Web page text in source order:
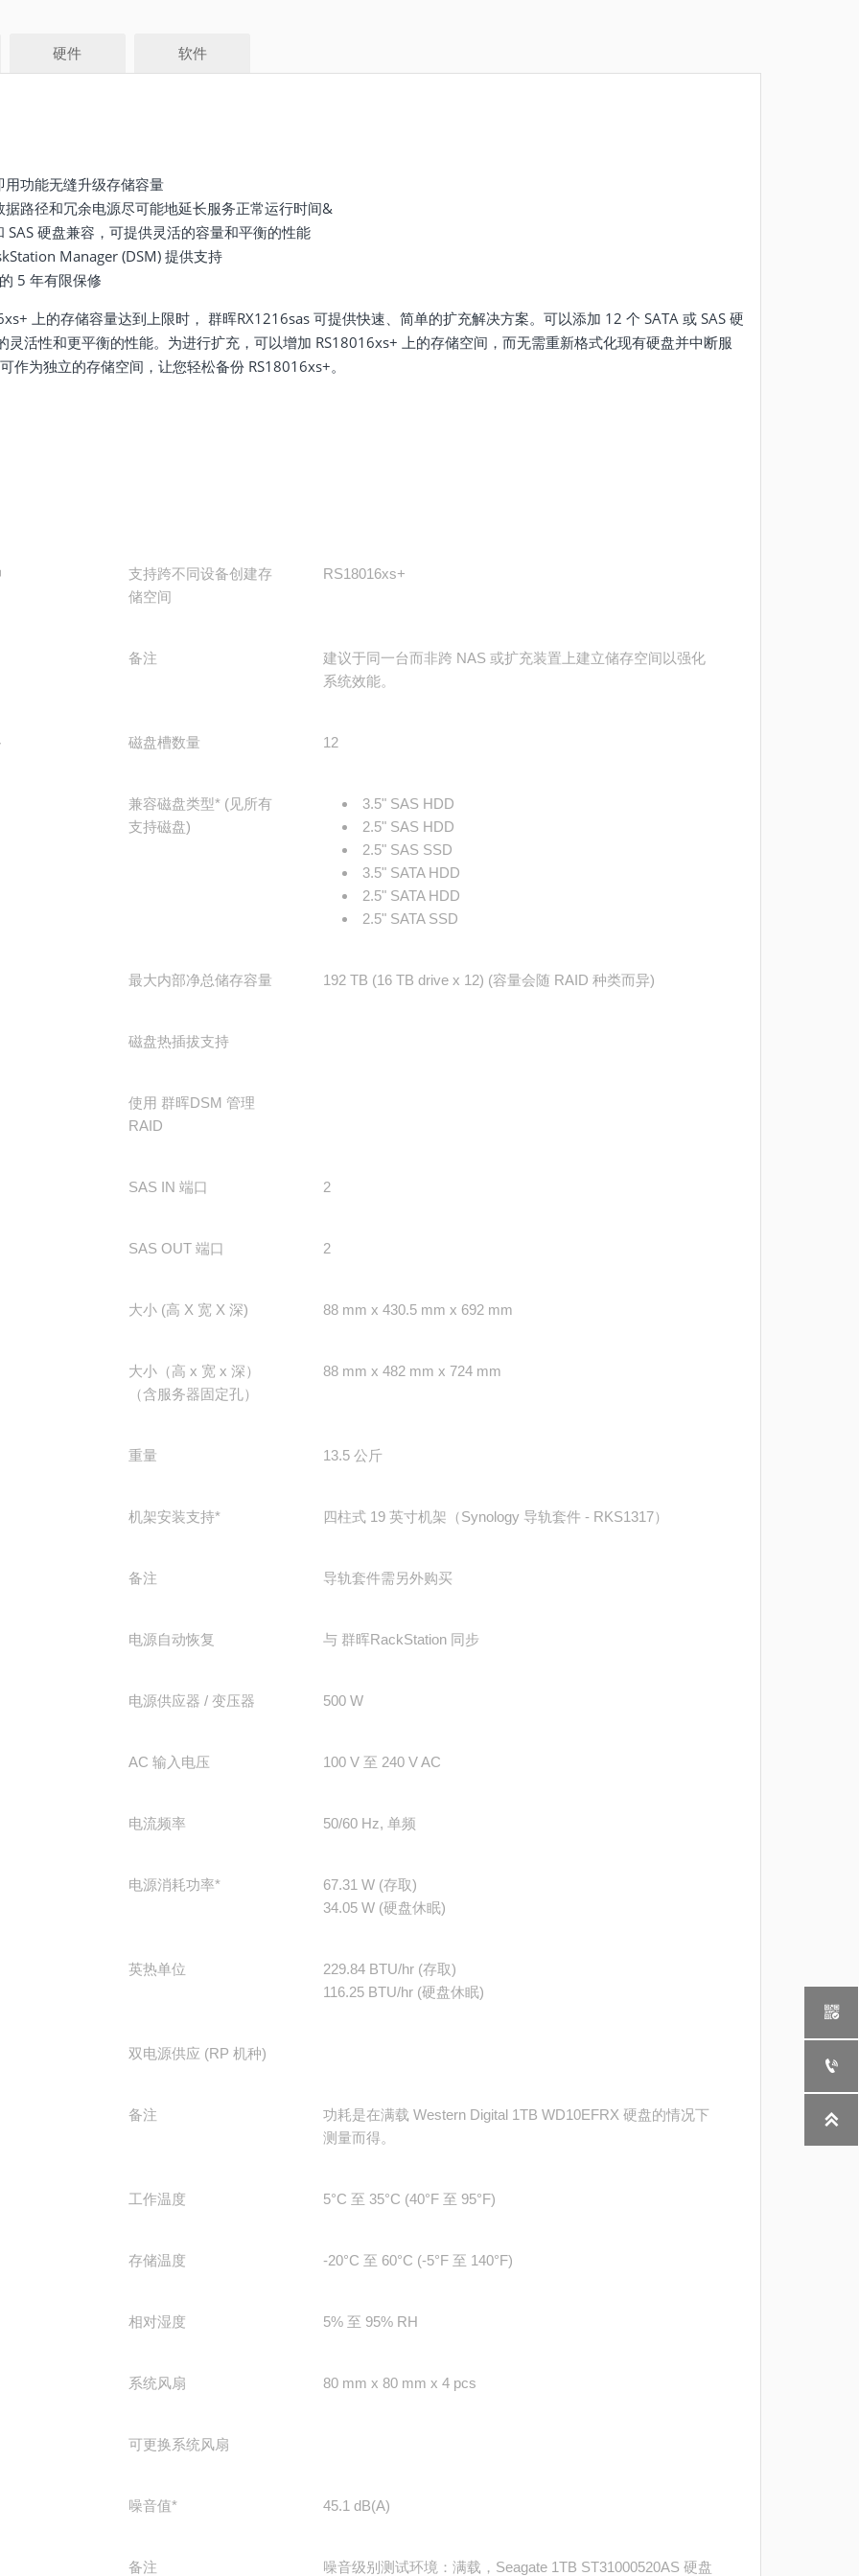
硬件 软件
用功能无缝升级存储容量
据路径和冗余电源尽可能地延长服务正常运行时间&
SAS 硬盘兼容，可提供灵活的容量和平衡的性能
Manager (DSM) 提供支持
5 年有限保修
上的存储容量达到上限时， 群晖RX1216sas 可提供快速、简单的扩充解决方案。可以添加 12 个 SATA 或 SAS 硬
灵活性和更平衡的性能。为进行扩充，可以增加 RS18016xs+ 上的存储空间，而无需重新格式化现有硬盘并中断服
作为独立的存储空间，让您轻松备份 RS18016xs+。
支持跨不同设备创建存
储空间
RS18016xs+
备注
建议于同一台而非跨 NAS 或扩充装置上建立储存空间以强化
系统效能。
磁盘槽数量 12
兼容磁盘类型* (见所有
支持磁盘)
3.5" SAS HDD
2.5" SAS HDD
2.5" SAS SSD
3.5" SATA HDD
2.5" SATA HDD
2.5" SATA SSD
最大内部净总储存容量 192 TB (16 TB drive x 12) (容量会随 RAID 种类而异)
磁盘热插拔支持
使用 群晖DSM 管理
RAID
SAS IN 端口 2
SAS OUT 端口 2
大小 (高 X 宽 X 深) 88 mm x 430.5 mm x 692 mm
大小（高 x 宽 x 深）
（含服务器固定孔）
88 mm x 482 mm x 724 mm
重量 13.5 公斤
机架安装支持* 四柱式 19 英寸机架（Synology 导轨套件 - RKS1317）
备注 导轨套件需另外购买
电源自动恢复 与 群晖RackStation 同步
电源供应器 / 变压器 500 W
AC 输入电压 100 V 至 240 V AC
电流频率 50/60 Hz, 单频
电源消耗功率*
67.31 W (存取)
34.05 W (硬盘休眠)
英热单位
229.84 BTU/hr (存取)
116.25 BTU/hr (硬盘休眠)
双电源供应 (RP 机种)
备注
功耗是在满载 Western Digital 1TB WD10EFRX 硬盘的情况下
测量而得。
工作温度 5°C 至 35°C (40°F 至 95°F)
存储温度 -20°C 至 60°C (-5°F 至 140°F)
相对湿度 5% 至 95% RH
系统风扇 80 mm x 80 mm x 4 pcs
可更换系统风扇
噪音值* 45.1 dB(A)
备注 噪音级别测试环境：满载，Seagate 1TB ST31000520AS 硬盘


